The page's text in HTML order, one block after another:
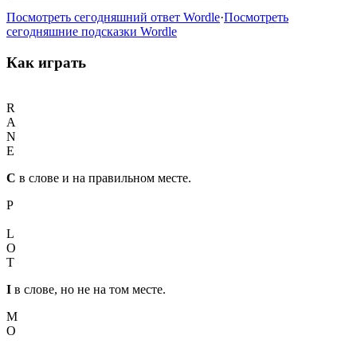
Посмотреть сегодняшний ответ Wordle·Посмотреть
сегодняшние подсказки Wordle
Как играть
R
A
N
E
C в слове и на правильном месте.
P
L
O
T
I в слове, но не на том месте.
M
O